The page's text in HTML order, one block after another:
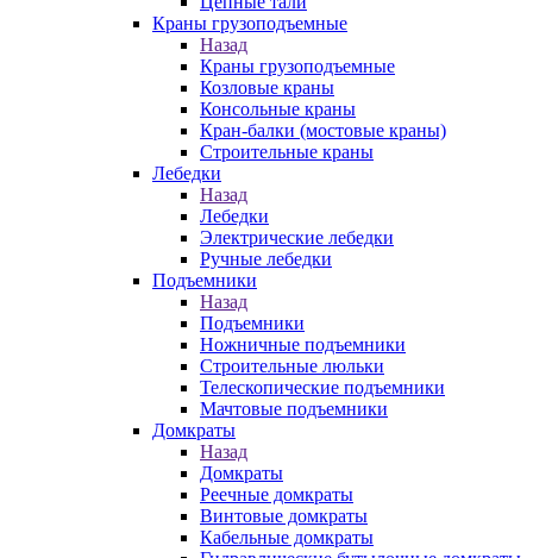
Краны грузоподъемные
Назад
Краны грузоподъемные
Козловые краны
Консольные краны
Кран-балки (мостовые краны)
Строительные краны
Лебедки
Назад
Лебедки
Электрические лебедки
Ручные лебедки
Подъемники
Назад
Подъемники
Ножничные подъемники
Строительные люльки
Телескопические подъемники
Мачтовые подъемники
Домкраты
Назад
Домкраты
Реечные домкраты
Винтовые домкраты
Кабельные домкраты